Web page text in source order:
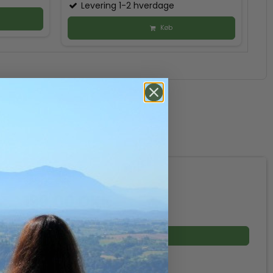
Levering 1-2 hverdage
Køb
(inkl. moms)
Vis produkt